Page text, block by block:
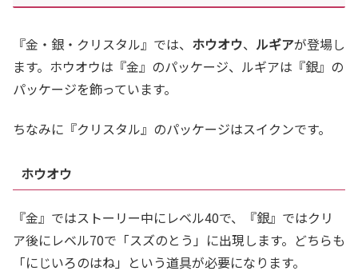
『金・銀・クリスタル』では、 ホウオウ、 ルギアが登場し
ます。ホウオウは『金』のパッケージ、ルギアは『銀』の
パッケージを飾っています。
ちなみに『クリスタル』のパッケージはスイクンです。
ホウオウ
『金』ではストーリー中にレベル40で、『銀』ではクリ
ア後にレベル70で「スズのとう」に出現します。どちらも
「にじいろのはね」という道具が必要になります。